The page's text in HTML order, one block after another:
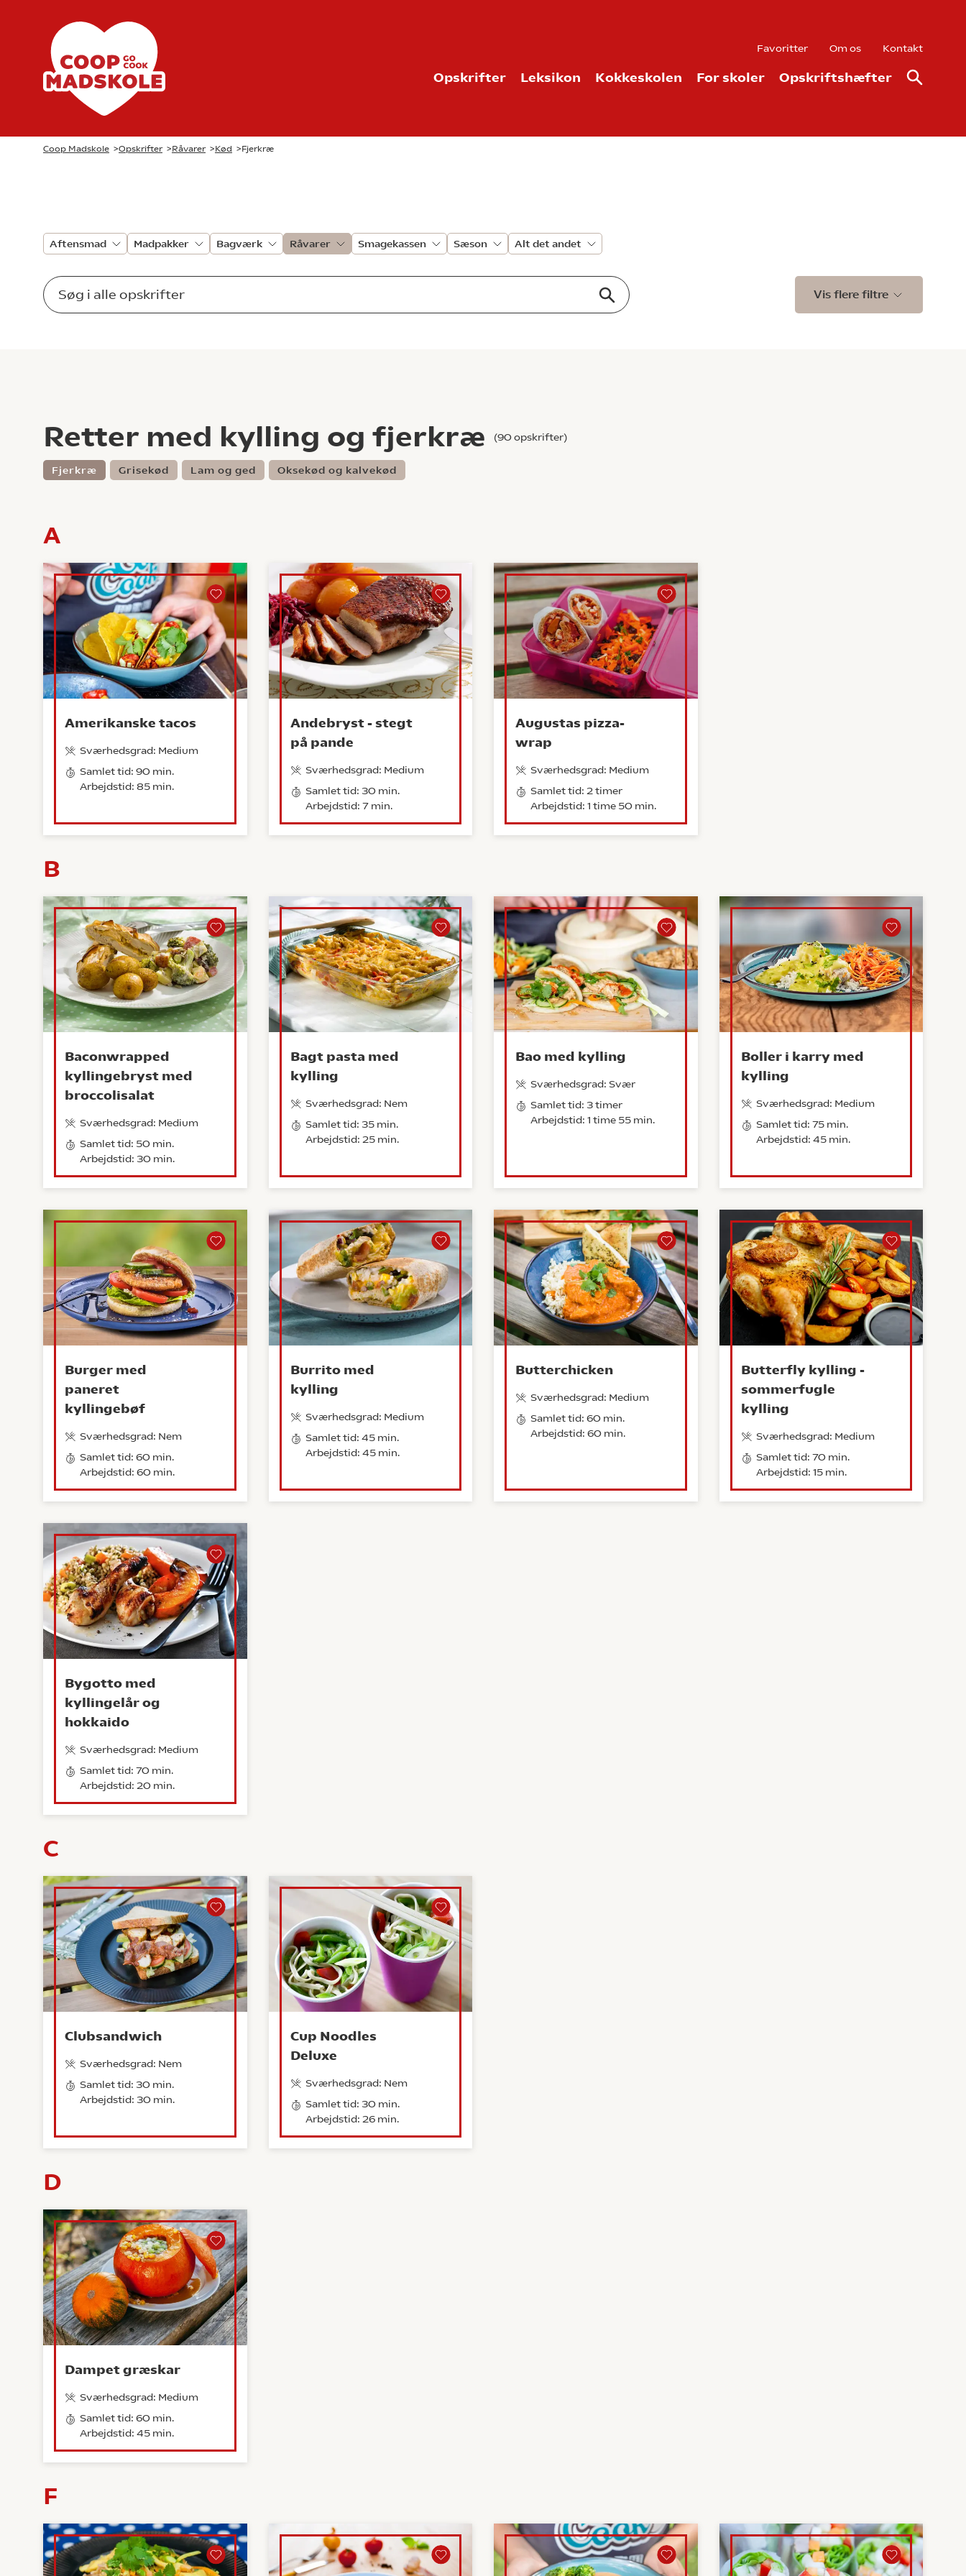
Favoritter Om os Kontakt
Opskrifter Leksikon Kokkeskolen For skoler Opskriftshæfter
Coop Madskole >Opskrifter >Råvarer >Kød >Fjerkræ
Aftensmad Madpakker Bagværk Råvarer Smagekassen Sæson Alt det andet
Vis flere filtre
Retter med kylling og fjerkræ (90opskrifter)
Fjerkræ Grisekød Lam og ged Oksekød og kalvekød
A
Amerikanske tacos
Sværhedsgrad: Medium
Samlet tid: 90 min.
Arbejdstid: 85 min.
Andebryst - stegt
på pande
Sværhedsgrad: Medium
Samlet tid: 30 min.
Arbejdstid: 7 min.
Augustas pizza-
wrap
Sværhedsgrad: Medium
Samlet tid: 2 timer
Arbejdstid: 1 time 50 min.
B
Baconwrapped
kyllingebryst med
broccolisalat
Sværhedsgrad: Medium
Samlet tid: 50 min.
Arbejdstid: 30 min.
Bagt pasta med
kylling
Sværhedsgrad: Nem
Samlet tid: 35 min.
Arbejdstid: 25 min.
Bao med kylling
Sværhedsgrad: Svær
Samlet tid: 3 timer
Arbejdstid: 1 time 55 min.
Boller i karry med
kylling
Sværhedsgrad: Medium
Samlet tid: 75 min.
Arbejdstid: 45 min.
Burger med
paneret
kyllingebøf
Sværhedsgrad: Nem
Samlet tid: 60 min.
Arbejdstid: 60 min.
Burrito med
kylling
Sværhedsgrad: Medium
Samlet tid: 45 min.
Arbejdstid: 45 min.
Butterchicken
Sværhedsgrad: Medium
Samlet tid: 60 min.
Arbejdstid: 60 min.
Butterfly kylling -
sommerfugle
kylling
Sværhedsgrad: Medium
Samlet tid: 70 min.
Arbejdstid: 15 min.
Bygotto med
kyllingelår og
hokkaido
Sværhedsgrad: Medium
Samlet tid: 70 min.
Arbejdstid: 20 min.
C
Clubsandwich
Sværhedsgrad: Nem
Samlet tid: 30 min.
Arbejdstid: 30 min.
Cup Noodles
Deluxe
Sværhedsgrad: Nem
Samlet tid: 30 min.
Arbejdstid: 26 min.
D
Dampet græskar
Sværhedsgrad: Medium
Samlet tid: 60 min.
Arbejdstid: 45 min.
F